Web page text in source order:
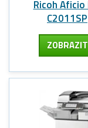
Ricoh Aficio
C2011SP
ZOBRAZIT